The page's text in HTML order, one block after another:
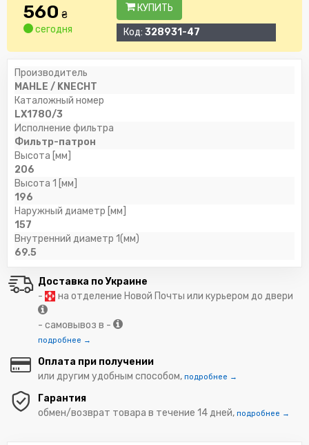
560 ₴
сегодня
КУПИТЬ
Код: 328931-47
Производитель
MAHLE / KNECHT
Каталожный номер
LX1780/3
Исполнение фильтра
Фильтр-патрон
Высота [мм]
206
Высота 1 [мм]
196
Наружный диаметр [мм]
157
Внутренний диаметр 1(мм)
69.5
Доставка по Украине
-
на отделение Новой Почты или курьером до двери
- самовывоз в -
подробнее →
Оплата при получении
или другим удобным способом, подробнее →
Гарантия
обмен/возврат товара в течение 14 дней, подробнее →